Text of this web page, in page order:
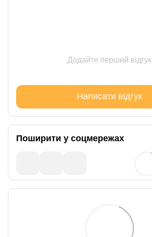
Додайте перший відгук
Написати відгук
Поширити у соцмережах